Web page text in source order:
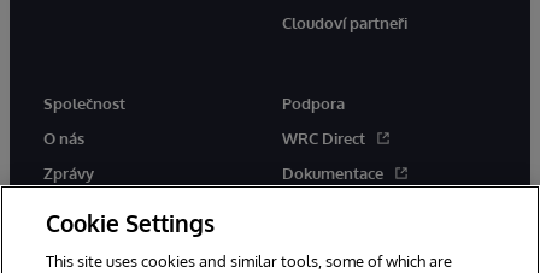
Cloudoví partneři
Společnost
O nás
Zprávy
Podpora
WRC Direct
Dokumentace
Cookie Settings
This site uses cookies and similar tools, some of which are